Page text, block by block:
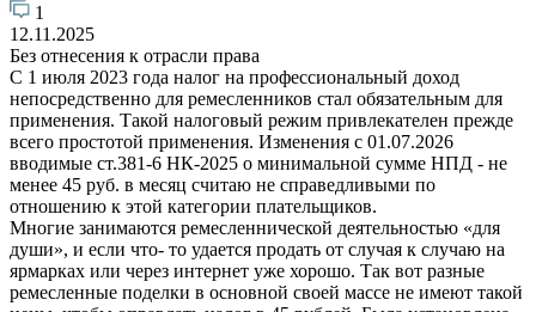
1
12.11.2025
Без отнесения к отрасли права
С 1 июля 2023 года налог на профессиональный доход
непосредственно для ремесленников стал обязательным для
применения. Такой налоговый режим привлекателен прежде
всего простотой применения. Изменения с 01.07.2026
вводимые ст.381-6 НК-2025 о минимальной сумме НПД - не
менее 45 руб. в месяц считаю не справедливыми по
отношению к этой категории плательщиков.
Многие занимаются ремесленнической деятельностью «для
души», и если что- то удается продать от случая к случаю на
ярмарках или через интернет уже хорошо. Так вот разные
ремесленные поделки в основной своей массе не имеют такой